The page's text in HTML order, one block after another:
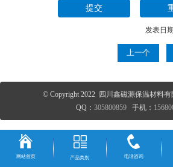
发表日
上一个
© Copyright 2022 四川鑫磁源保温材料
QQ：305800859 手机：
网站首页 产品类别 电话咨询